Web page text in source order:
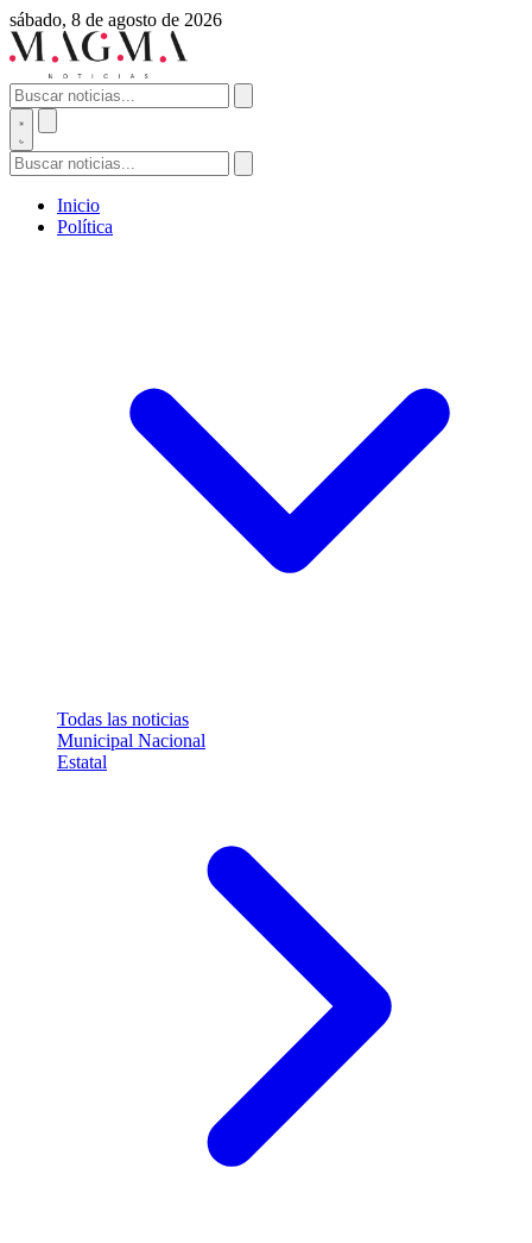
sábado, 8 de agosto de 2026
Inicio
Política
Todas las noticias
Municipal Nacional
Estatal